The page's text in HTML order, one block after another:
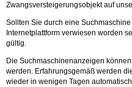
nach Amtsgericht
Zwangsversteigerungsobjekt auf
Sollten Sie durch eine
Internetplattform verwiesen worden
gültig.
Die Suchmaschinenanzeigen
werden. Erfahrungsgemäß werden
wieder in wenigen Tagen